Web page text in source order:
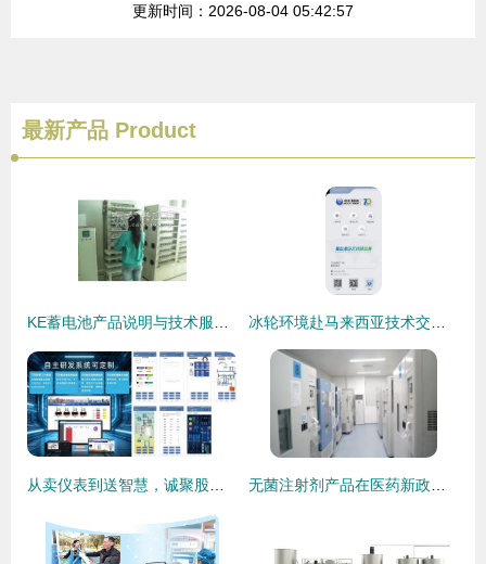
更新时间：2026-08-04 05:42:57
最新产品 Product
KE蓄电池产品说明与技术服务全面解析 冰轮环境赴马来西亚技术交流、实战补链——携手益海嘉里深耕东南亚食品冷链市场
从卖仪表到送智慧，诚聚股份的价值跃迁之路 无菌注射剂产品在医药新政下的考量与抉择